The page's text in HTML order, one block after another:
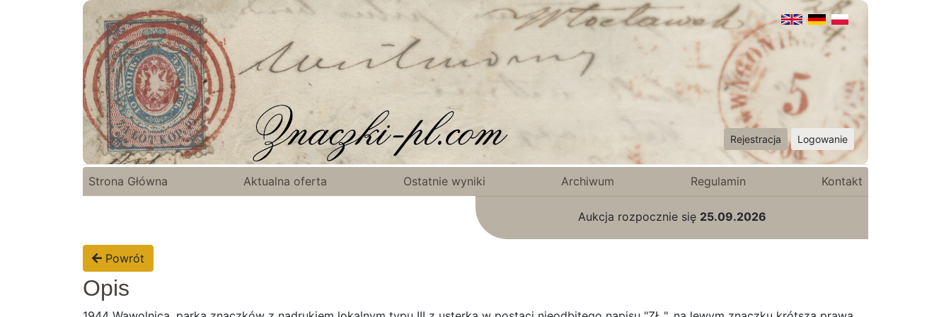
Rejestracja Logowanie
Strona Główna Aktualna oferta Ostatnie wyniki Archiwum Regulamin Kontakt
Aukcja rozpocznie się 25.09.2026
Powrót
Opis